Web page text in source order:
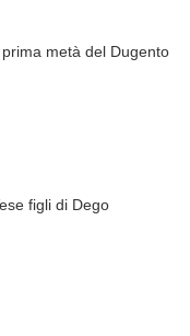
metà del Dugento
figli di Dego